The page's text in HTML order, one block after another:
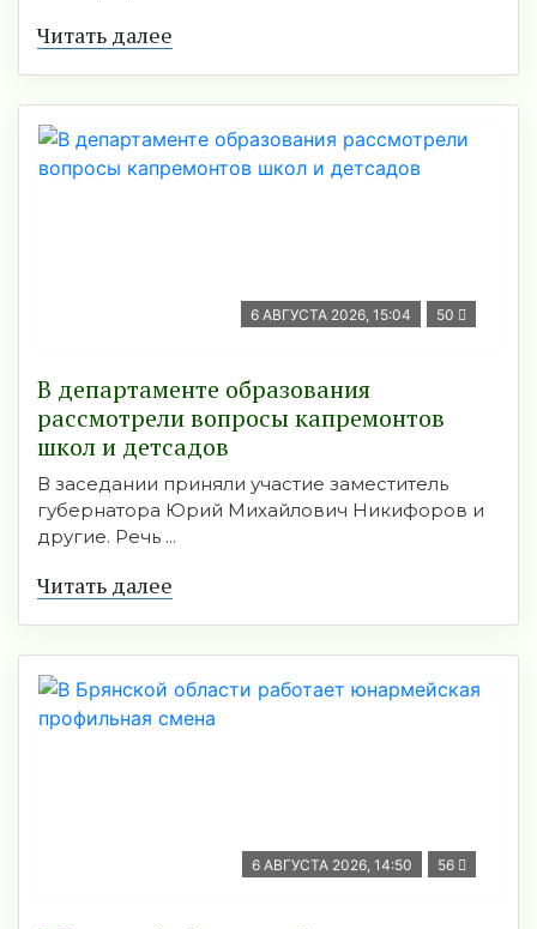
Читать далее
6 АВГУСТА 2026, 15:04 50
В департаменте образования
рассмотрели вопросы капремонтов
школ и детсадов
В заседании приняли участие заместитель
губернатора Юрий Михайлович Никифоров и
другие. Речь ...
Читать далее
6 АВГУСТА 2026, 14:50 56